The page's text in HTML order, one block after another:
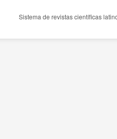
Sistema de revistas científicas